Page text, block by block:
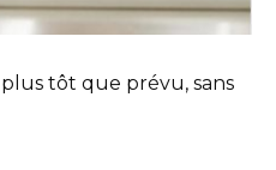
tôt que prévu, sans